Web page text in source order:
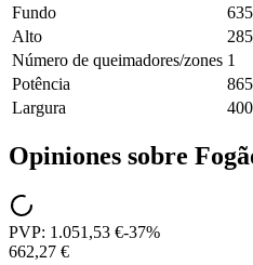
Fundo
Alto
Número de queimadores/zones 1
Potência
Largura
Opiniones sobre
PVP: 1.051,53 €-37%
662,27 €